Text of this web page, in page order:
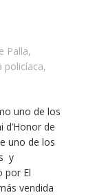
Palla,
policíaca,
uno de los
d’Honor de
uno de los
y
por El
vendida